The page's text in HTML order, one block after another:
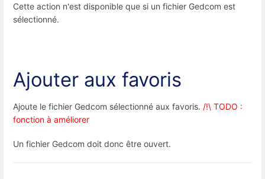
Cette action n'est disponible que si un fichier Gedcom est
sélectionné.
Ajouter aux favoris
Ajoute le fichier Gedcom sélectionné aux favoris. /!\ TODO :
fonction à améliorer
Un fichier Gedcom doit donc être ouvert.